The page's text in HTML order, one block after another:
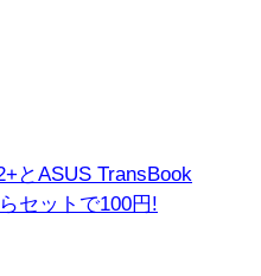
とASUS TransBook
セットで100円!